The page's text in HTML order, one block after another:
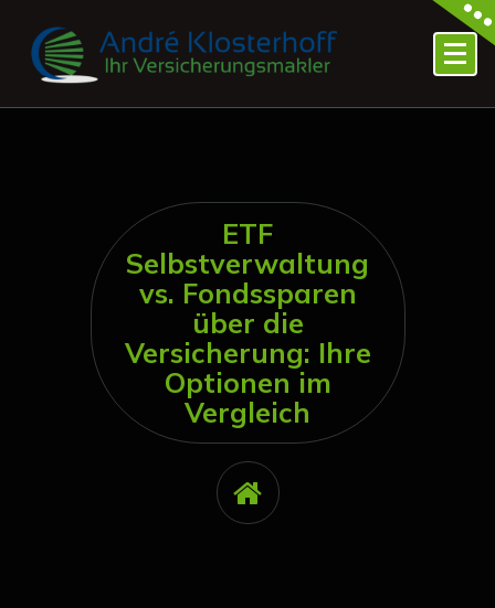
Inhalt
springen
ETF
Selbstverwaltung
vs. Fondssparen
über die
Versicherung: Ihre
Optionen im
Vergleich